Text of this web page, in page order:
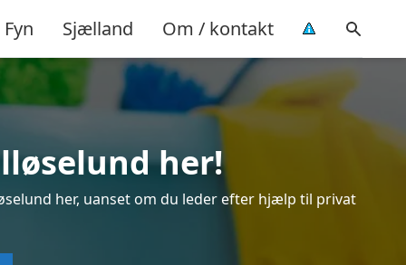
Fyn Sjælland Om / kontakt
her!
her, uanset om du leder efter hjælp til privat